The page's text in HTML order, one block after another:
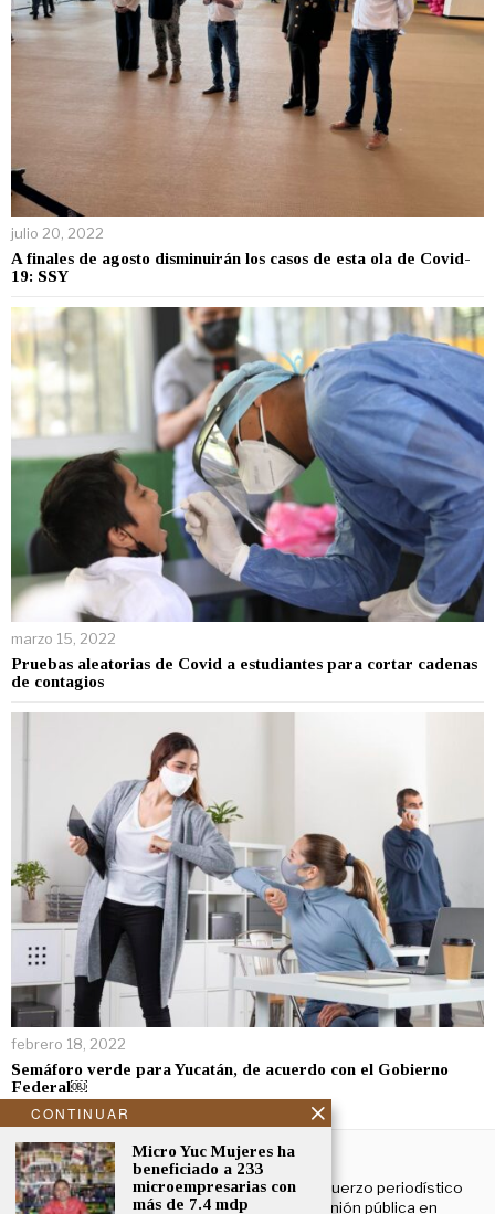
julio 20, 2022
A finales de agosto disminuirán los casos de esta ola de Covid-
19: SSY
marzo 15, 2022
Pruebas aleatorias de Covid a estudiantes para cortar cadenas
de contagios
febrero 18, 2022
Semáforo verde para Yucatán, de acuerdo con el Gobierno
Federal￼
NOSOTROS
El Cronista Yucatán es un esfuerzo periodístico
enfocado a contribuir a la opinión pública en
CONTINUAR
Micro Yuc Mujeres ha
beneficiado a 233
microempresarias con
más de 7.4 mdp